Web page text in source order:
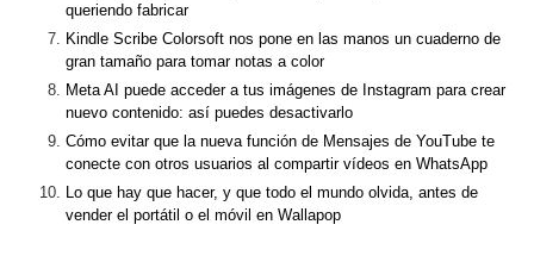
queriendo fabricar
Kindle Scribe Colorsoft nos pone en las manos un cuaderno de
gran tamaño para tomar notas a color
Meta AI puede acceder a tus imágenes de Instagram para crear
nuevo contenido: así puedes desactivarlo
Cómo evitar que la nueva función de Mensajes de YouTube te
conecte con otros usuarios al compartir vídeos en WhatsApp
Lo que hay que hacer, y que todo el mundo olvida, antes de
vender el portátil o el móvil en Wallapop